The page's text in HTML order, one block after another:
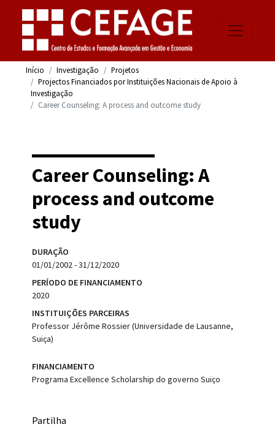
Início Investigação
Projetos
Projectos Financiados por Instituições Nacionais de Apoio à
Investigação
Career Counseling: A process and outcome study
Career Counseling: A
process and outcome
study
DURAÇÃO
01/01/2002 - 31/12/2020
PERÍODO DE FINANCIAMENTO
2020
INSTITUIÇÕES PARCEIRAS
Professor Jérôme Rossier (Universidade de Lausanne,
Suiça)
FINANCIAMENTO
Programa Excellence Scholarship do governo Suiço
Partilha